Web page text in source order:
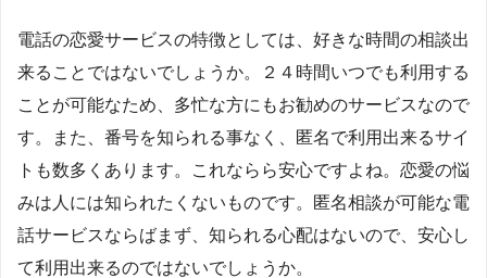
電話の恋愛サービスの特徴としては、好きな時間の相談出
来ることではないでしょうか。２４時間いつでも利用する
ことが可能なため、多忙な方にもお勧めのサービスなので
す。また、番号を知られる事なく、匿名で利用出来るサイ
トも数多くあります。これならら安心ですよね。恋愛の悩
みは人には知られたくないものです。匿名相談が可能な電
話サービスならばまず、知られる心配はないので、安心し
て利用出来るのではないでしょうか。